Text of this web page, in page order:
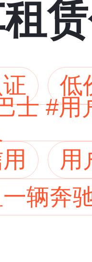
低
士 #用
用
辆奔